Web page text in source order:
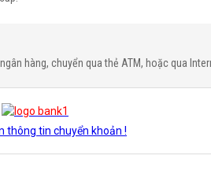
hàng, chuyển qua thẻ ATM, hoặc qua
thông tin chuyển khoản !